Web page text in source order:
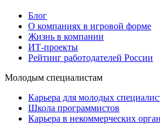
Блог
О компаниях в игровой форме
Жизнь в компании
ИТ-проекты
Рейтинг работодателей России
Молодым специалистам
Карьера для молодых
Школа программистов
Карьера в некоммерческих